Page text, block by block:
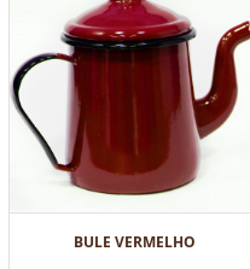
BULE VERMELHO